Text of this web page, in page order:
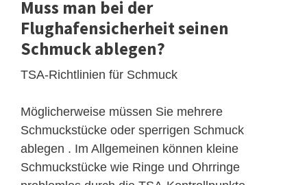
Muss man bei der
Flughafensicherheit seinen
Schmuck ablegen?
TSA-Richtlinien für Schmuck
Möglicherweise müssen Sie mehrere
Schmuckstücke oder sperrigen Schmuck
ablegen . Im Allgemeinen können kleine
Schmuckstücke wie Ringe und Ohrringe